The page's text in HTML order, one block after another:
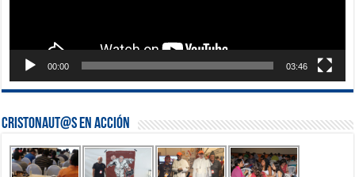
00:00 03:46
Cristonaut@s en Acción